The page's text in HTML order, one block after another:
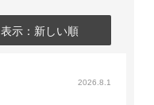
表示：新しい順
2026.8.1